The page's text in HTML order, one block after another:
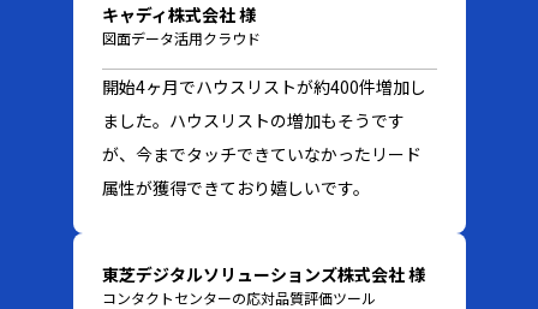
キャディ株式会社 様
図面データ活用クラウド
開始4ヶ月でハウスリストが約400件増加し
ました。ハウスリストの増加もそうです
が、今までタッチできていなかったリード
属性が獲得できており嬉しいです。
東芝デジタルソリューションズ株式会社 様
コンタクトセンターの応対品質評価ツール